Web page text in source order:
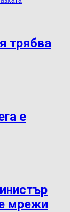
трябва
е
мрежи